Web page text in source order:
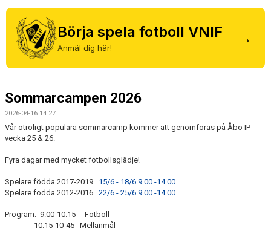
DOKUMENT
FÖLJ OSS PÅ FACEBOOK
Börja spela fotboll VNIF
Anmäl dig här!
→
Sommarcampen 2026
2026-04-16 14:27
Vår otroligt populära sommarcamp kommer att genomföras på Åbo IP
vecka 25 & 26.
Fyra dagar med mycket fotbollsglädje!
Spelare födda 2017-2019 15/6 - 18/6 9.00 -14.00
Spelare födda 2012-2016 22/6 - 25/6 9.00 -14.00
Program: 9.00-10.15 Fotboll
10.15-10-45 Mellanmål